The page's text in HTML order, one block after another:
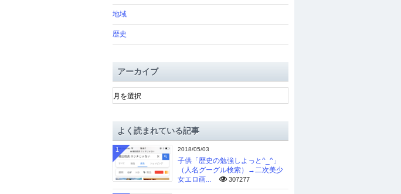
地域
歴史
アーカイブ
ア
ー
ブよく読まれている記事
2018/05/03
子供「歴史の勉強しよっと^_^」
（人名グーグル検索）→二次美少
女エロ画...
307277
1